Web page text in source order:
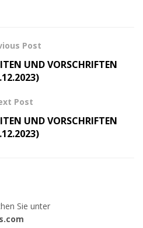
Post
UND VORSCHRIFTEN
Post
UND VORSCHRIFTEN
Sie unter